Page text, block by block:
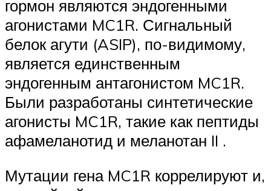
гормон являются эндогенными
агонистами MC1R. Сигнальный
белок агути (ASIP), по-видимому,
является единственным
эндогенным антагонистом MC1R.
Были разработаны синтетические
агонисты MC1R, такие как пептиды
афамеланотид и меланотан II .
Мутации гена MC1R коррелируют и,